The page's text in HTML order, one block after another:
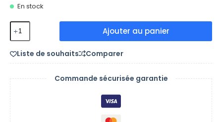
En stock
Ajouter au panier
Liste de souhaits Comparer
Commande sécurisée garantie